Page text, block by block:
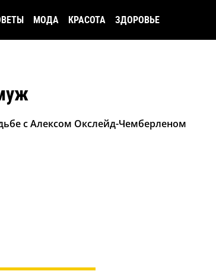
МОДА КРАСОТА ЗДОРОВЬЕ
с Алексом Окслейд-Чемберленом